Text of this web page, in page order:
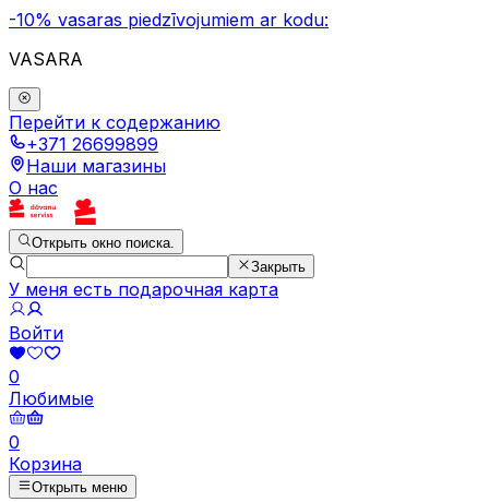
-10% vasaras piedzīvojumiem ar kodu:
VASARA
Перейти к содержанию
+371 26699899
Наши магазины
О нас
Открыть окно поиска.
Закрыть
У меня есть подарочная карта
Войти
0
Любимые
0
Корзина
Открыть меню